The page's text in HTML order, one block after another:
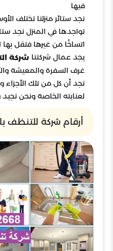
فيها
نجد ستائر منزلنا تختلف
تواجدها في المنزل نجد
اتساخًا من غيرها فتقل بها
يجد عمال شركتنا شركة
غرف السفرة والمعيشة
نجد أن كل من تلك الأجزاء
لعنايته الخاصة ونحن
أرقام شركة للتنظف